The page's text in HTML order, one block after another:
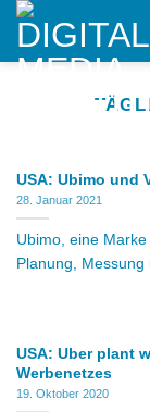
Skip
content
USA: Ubimo und
28. Januar 2021
Ubimo, eine
Planung,
USA: Uber plant
Werbenetzes
19. Oktober 2020